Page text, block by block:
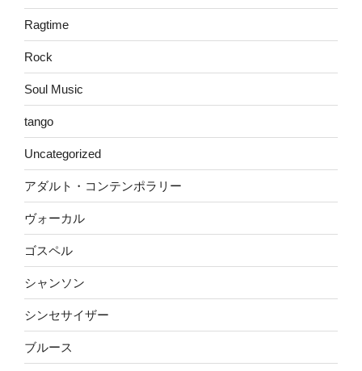
Ragtime
Rock
Soul Music
tango
Uncategorized
アダルト・コンテンポラリー
ヴォーカル
ゴスペル
シャンソン
シンセサイザー
ブルース